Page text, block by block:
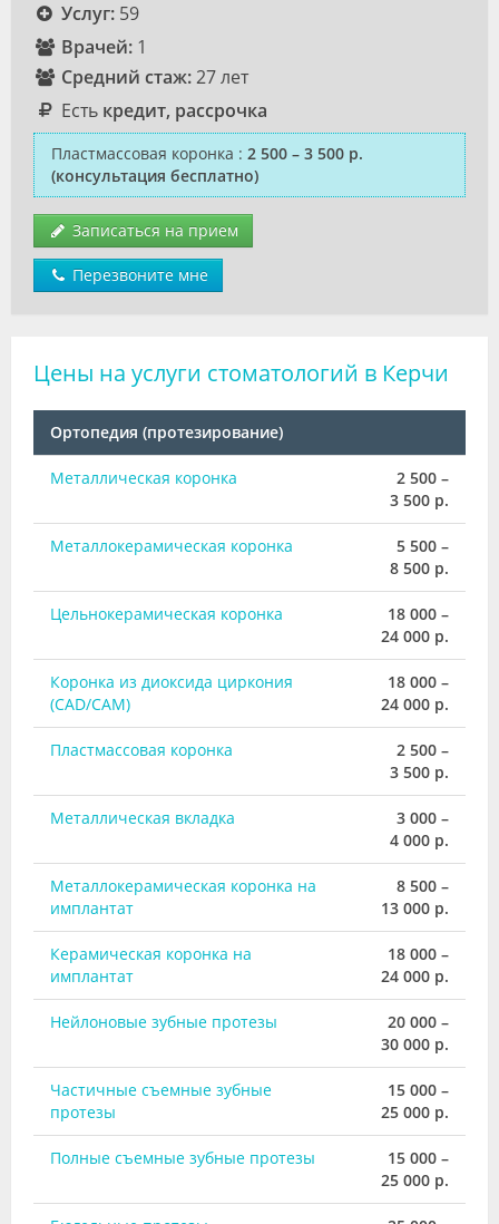
Услуг:59
Врачей:1
Средний стаж:27 лет
Есть кредит, рассрочка
Пластмассовая коронка : 2 500 – 3 500 р.
(консультация бесплатно)
Записаться на прием
Перезвоните мне
Цены на услуги стоматологий в Керчи
Ортопедия (протезирование)
Металлическая коронка
2 500 –
3 500 р.
Металлокерамическая коронка
5 500 –
8 500 р.
Цельнокерамическая коронка
18 000 –
24 000 р.
Коронка из диоксида циркония
(CAD/CAM)
18 000 –
24 000 р.
Пластмассовая коронка
2 500 –
3 500 р.
Металлическая вкладка
3 000 –
4 000 р.
Металлокерамическая коронка на
имплантат
8 500 –
13 000 р.
Керамическая коронка на
имплантат
18 000 –
24 000 р.
Нейлоновые зубные протезы
20 000 –
30 000 р.
Частичные съемные зубные
протезы
15 000 –
25 000 р.
Полные съемные зубные протезы
15 000 –
25 000 р.